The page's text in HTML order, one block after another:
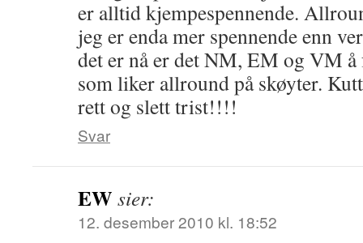
er alltid kjempespennende.
jeg er enda mer spennende enn
det er nå er det NM, EM og VM å
som liker allround på skøyter.
rett og slett trist!!!!
Svar
EW sier:
12. desember 2010 kl. 18:52